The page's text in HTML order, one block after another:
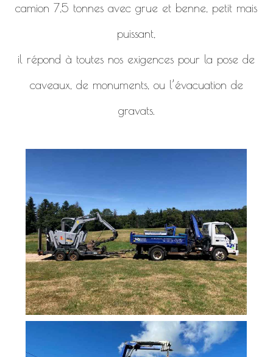
camion 7,5 tonnes avec grue et benne, petit mais
puissant,
il répond à toutes nos exigences pour la pose de
caveaux, de monuments, ou l’évacuation de
gravats.